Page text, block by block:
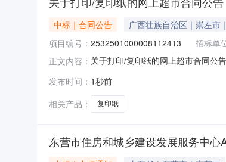
中标｜合同公告 广西壮族自治区｜崇左市
项目编号： 2532501000008112413 招标单
正文内容： 关于打印/复印纸的网上超市合同公
A480gAPP黑钢炮复印纸A4/80g8
发布时间： 1秒前
相关产品：
复印纸
东营市住房和城乡建设发展服务中